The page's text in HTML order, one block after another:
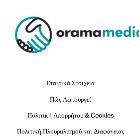
Εταιρικά Στοιχεία
Πώς Λειτουργεί
Πολιτική Απορρήτου & Cookies
Πολιτική Πλουραλισμού και Διαφάνειας